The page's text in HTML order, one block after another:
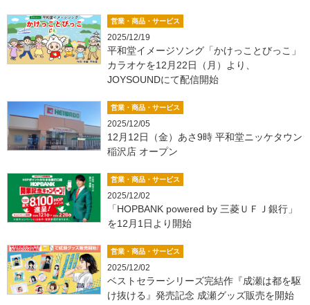
営業・商品・サービス
2025/12/19
平和堂イメージソング「かけっことびっこ」
カラオケを12月22日（月）より、
JOYSOUNDにて配信開始
営業・商品・サービス
2025/12/05
12月12日（金）あさ9時 平和堂ニッケタウン
稲沢店 オープン
営業・商品・サービス
2025/12/02
「HOPBANK powered by 三菱ＵＦＪ銀行」
を12月1日より開始
営業・商品・サービス
2025/12/02
ベストセラーシリーズ完結作『成瀬は都を駆
け抜ける』発売記念 成瀬グッズ販売を開始